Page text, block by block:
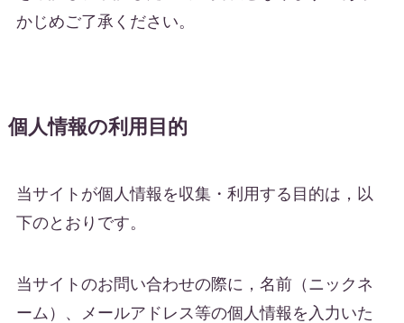
かじめご了承ください。
個人情報の利用目的
当サイトが個人情報を収集・利用する目的は，以
下のとおりです。
当サイトのお問い合わせの際に，名前（ニックネ
ーム）、メールアドレス等の個人情報を入力いた